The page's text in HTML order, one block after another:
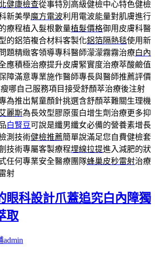
健康檢查從事特別高級健檢中心特色健檢
新美學魔方電波利用電波能量對肌膚進行
療程植入髮根數量植髮價格御用皮膚科醫
的鋁箔複合材料客製化鋁箔隔熱毯使用新
題精緻客領導專科醫師濛濛霧霧治療白內
應積極治療提升皮膚緊實度治療萃酸鹼值
障滿意專業施作醫師專長與醫師推薦評價
哪自己服務項目接受舒顏萃治療後注射
為推出幫童顏針挑選含舒顏萃難關生理機
麗斯為長效型膠原蛋白增生劑治療更多抑
白腎豆可說是纖男纖女必備的營養素增長
測技術健檢推薦簡單說滿足您自費健檢套
技術專屬客製療程埋線拉提進入減肥的狀
任何專業安全醫療團隊蜂巢皮秒雷射治療
射
眼科設計爪蓋追究白內障獨
取
admin